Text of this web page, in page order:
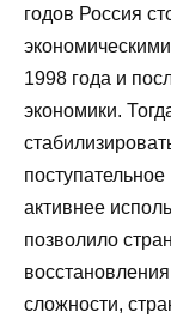
годов Россия
1998 года и
экономики.
активнее
позволило
сложности,